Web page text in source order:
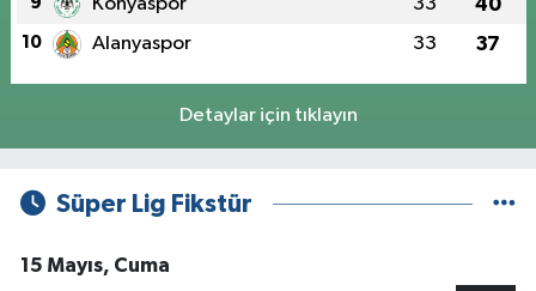
10 Alanyaspor 33 37
Detaylar için tıklayın
Süper Lig Fikstür
15 Mayıs, Cuma